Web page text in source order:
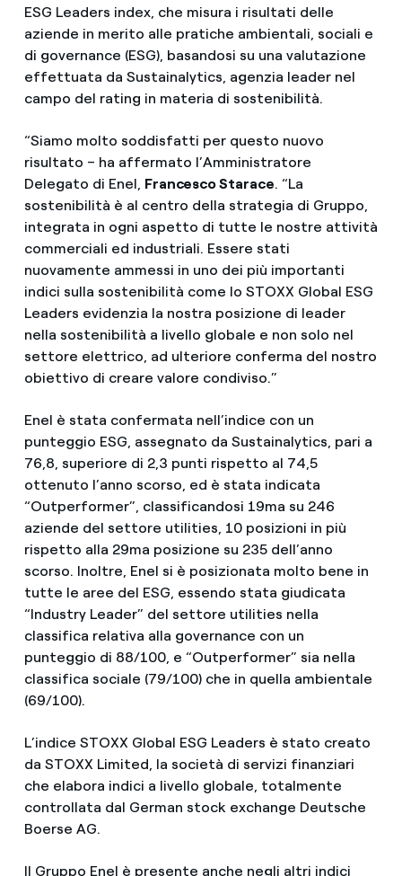
ESG Leaders index, che misura i risultati delle
aziende in merito alle pratiche ambientali, sociali e
di governance (ESG), basandosi su una valutazione
effettuata da Sustainalytics, agenzia leader nel
campo del rating in materia di sostenibilità.
“Siamo molto soddisfatti per questo nuovo
risultato – ha affermato l’Amministratore
Delegato di Enel, Francesco Starace. “La
sostenibilità è al centro della strategia di Gruppo,
integrata in ogni aspetto di tutte le nostre attività
commerciali ed industriali. Essere stati
nuovamente ammessi in uno dei più importanti
indici sulla sostenibilità come lo STOXX Global ESG
Leaders evidenzia la nostra posizione di leader
nella sostenibilità a livello globale e non solo nel
settore elettrico, ad ulteriore conferma del nostro
obiettivo di creare valore condiviso.”
Enel è stata confermata nell’indice con un
punteggio ESG, assegnato da Sustainalytics, pari a
76,8, superiore di 2,3 punti rispetto al 74,5
ottenuto l’anno scorso, ed è stata indicata
“Outperformer”, classificandosi 19ma su 246
aziende del settore utilities, 10 posizioni in più
rispetto alla 29ma posizione su 235 dell’anno
scorso. Inoltre, Enel si è posizionata molto bene in
tutte le aree del ESG, essendo stata giudicata
“Industry Leader” del settore utilities nella
classifica relativa alla governance con un
punteggio di 88/100, e “Outperformer” sia nella
classifica sociale (79/100) che in quella ambientale
(69/100).
L’indice STOXX Global ESG Leaders è stato creato
da STOXX Limited, la società di servizi finanziari
che elabora indici a livello globale, totalmente
controllata dal German stock exchange Deutsche
Boerse AG.
Il Gruppo Enel è presente anche negli altri indici